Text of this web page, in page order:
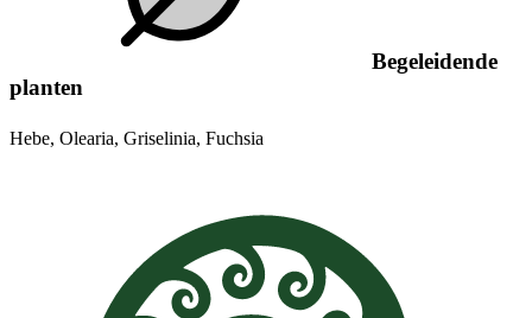
Begeleidende
planten
Hebe, Olearia, Griselinia, Fuchsia